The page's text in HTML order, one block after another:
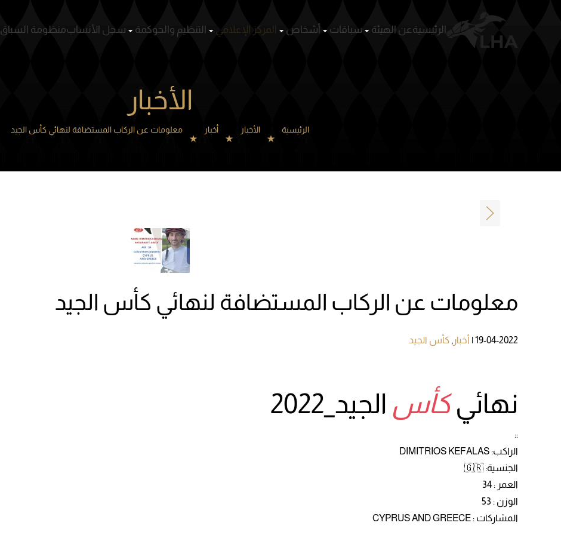
Skip to main content الرئيسية عن الهيئة سباقات أشخاص المركز الإعلامي التنظيم والحوكمة سجل الأنسابمنظومة السباق
الأخبار
الرئيسية الأخبار أخبار معلومات عن الركاب المستضافة لنهائي كأس الجيد
معلومات عن الركاب المستضافة لنهائي كأس الجيد
19-04-2022
| أخبار , كأس الجيد
نهائيكأس الجيد_2022
::
الراكب: DIMITRIOS KEFALAS
الجنسية: 🇬🇷
العمر : 34
الوزن : 53
المشاركات : CYPRUS AND GREECE